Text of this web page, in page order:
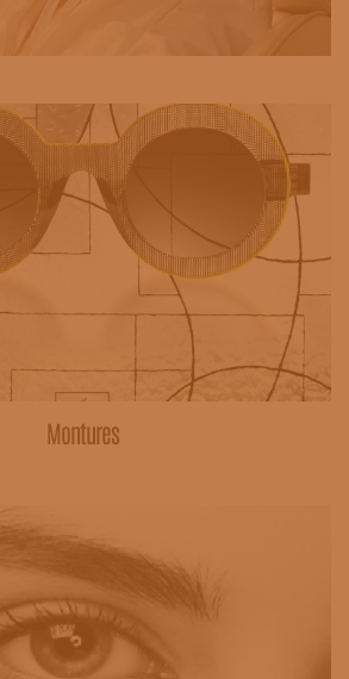
Montures